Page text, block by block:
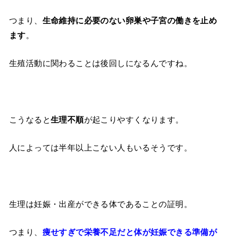
つまり、 生命維持に必要のない卵巣や子宮の働きを止め
ます。
生殖活動に関わることは後回しになるんですね。
こうなると生理不順が起こりやすくなります。
人によっては半年以上こない人もいるそうです。
生理は妊娠・出産ができる体であることの証明。
つまり、 痩せすぎで栄養不足だと体が妊娠できる準備が